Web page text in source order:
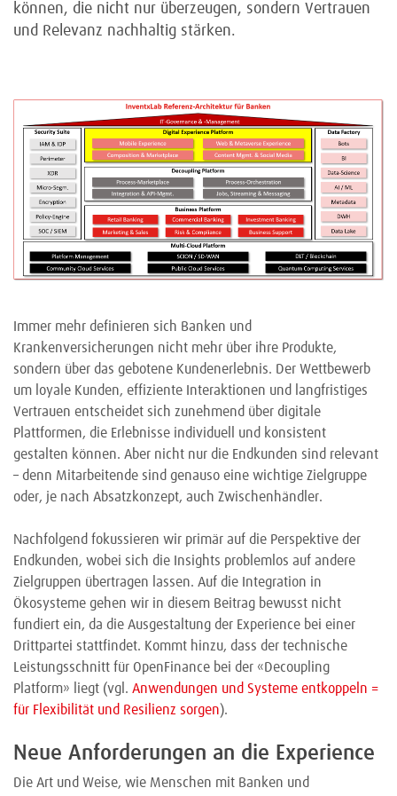
können, die nicht nur überzeugen, sondern Vertrauen
und Relevanz nachhaltig stärken.
Immer mehr definieren sich Banken und
Krankenversicherungen nicht mehr über ihre Produkte,
sondern über das gebotene Kundenerlebnis. Der Wettbewerb
um loyale Kunden, effiziente Interaktionen und langfristiges
Vertrauen entscheidet sich zunehmend über digitale
Plattformen, die Erlebnisse individuell und konsistent
gestalten können. Aber nicht nur die Endkunden sind relevant
– denn Mitarbeitende sind genauso eine wichtige Zielgruppe
oder, je nach Absatzkonzept, auch Zwischenhändler.
Nachfolgend fokussieren wir primär auf die Perspektive der
Endkunden, wobei sich die Insights problemlos auf andere
Zielgruppen übertragen lassen. Auf die Integration in
Ökosysteme gehen wir in diesem Beitrag bewusst nicht
fundiert ein, da die Ausgestaltung der Experience bei einer
Drittpartei stattfindet. Kommt hinzu, dass der technische
Leistungsschnitt für OpenFinance bei der «Decoupling
Platform» liegt (vgl. Anwendungen und Systeme entkoppeln =
für Flexibilität und Resilienz sorgen).
Neue Anforderungen an die Experience
Die Art und Weise, wie Menschen mit Banken und